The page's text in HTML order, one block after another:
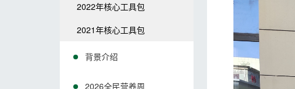
2022年核心工具包
2021年核心工具包
背景介绍
2026全民营养周